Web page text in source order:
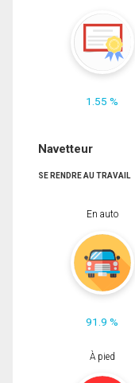
1.55 %
Navetteur
SE RENDRE AU TRAVAIL
En auto
91.9 %
À pied